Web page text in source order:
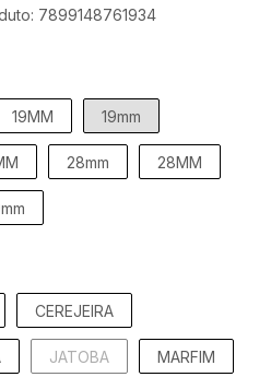
7899148761934
19MM 19mm
28mm 28MM
CEREJEIRA
JATOBA MARFIM